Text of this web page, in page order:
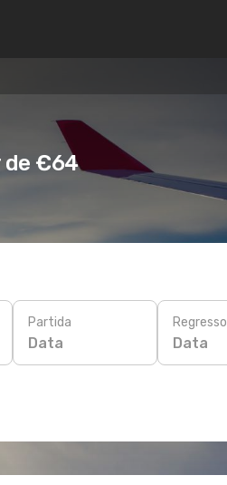
de €64
Partida
Data
Regresso
Data